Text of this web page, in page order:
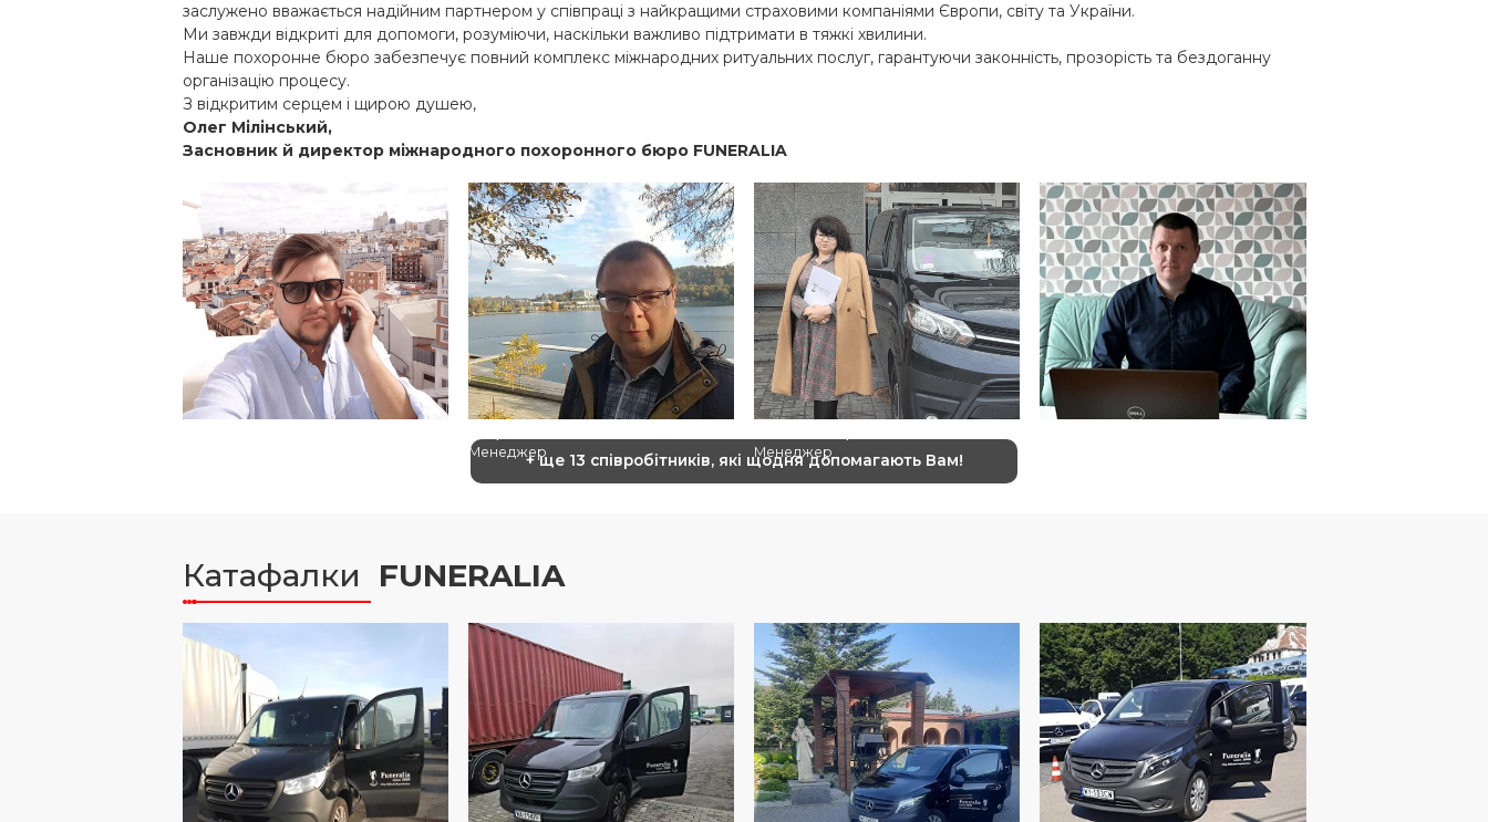
заслужено вважається надійним партнером у співпраці з найкращими страховими компаніями Європи, світу та України.
Ми завжди відкриті для допомоги, розуміючи, наскільки важливо підтримати в тяжкі хвилини.
Наше похоронне бюро забезпечує повний комплекс міжнародних ритуальних послуг, гарантуючи законність, прозорість та бездоганну
організацію процесу.
З відкритим серцем і щирою душею,
Олег Мілінський,
Засновник й директор міжнародного похоронного бюро FUNERALIA
Менеджер Менеджер
+ ще 13 співробітників, які щодня допомагають Вам!
Катафалки FUNERALIA